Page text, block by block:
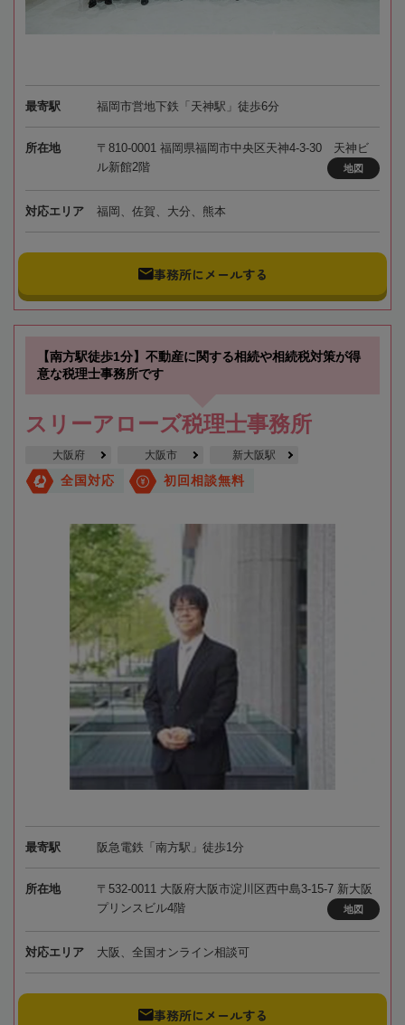
最寄駅 福岡市営地下鉄「天神駅」徒歩6分
所在地
〒810-0001 福岡県福岡市中央区天神4-3-30 天神ビ
ル新館2階
地図
対応エリア 福岡、佐賀、大分、熊本
事務所にメールする
【南方駅徒歩1分】不動産に関する相続や相続税対策が得
意な税理士事務所です
スリーアローズ税理士事務所
大阪府 大阪市 新大阪駅
全国対応 初回相談無料
最寄駅 阪急電鉄「南方駅」徒歩1分
所在地
〒532-0011 大阪府大阪市淀川区西中島3-15-7 新大阪
プリンスビル4階
地図
対応エリア 大阪、全国オンライン相談可
事務所にメールする